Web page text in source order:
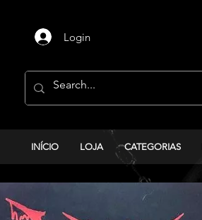
Login
INÍCIO LOJA CATEGORIAS